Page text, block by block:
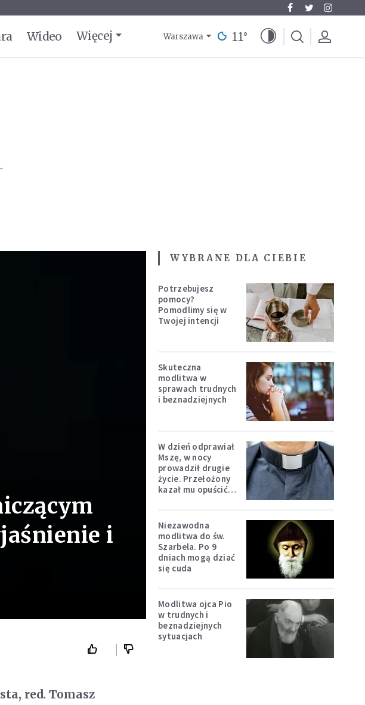
Wideo Więcej Warszawa 11°
i
red. Tomasz
WYBRANE DLA CIEBIE
Potrzebujesz
pomocy?
Pomodlimy się w
Twojej intencji
Skuteczna
modlitwa w
sprawach trudnych
i beznadziejnych
W dzień odprawiał
Mszę, w nocy
prowadził drugie
życie. Przełożony
kazał mu opuścić
Niezawodna
modlitwa do św.
Szarbela. Po 9
dniach mogą dziać
się cuda
Modlitwa ojca Pio
w trudnych i
beznadziejnych
sytuacjach